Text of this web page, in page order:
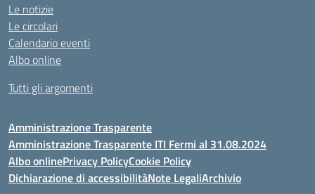
Le notizie
Le circolari
Calendario eventi
Albo online
Tutti gli argomenti
Amministrazione Trasparente
Amministrazione Trasparente ITI Fermi al 31.08.2024
Albo onlinePrivacy PolicyCookie Policy
Dichiarazione di accessibilitàNote LegaliArchivio